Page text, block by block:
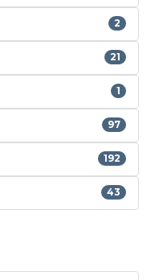
2
21
1
97
192
43